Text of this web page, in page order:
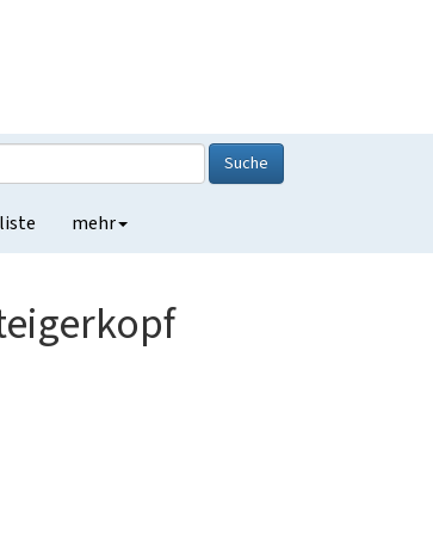
Suche
mehr